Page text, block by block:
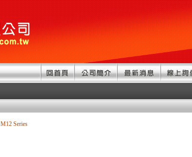
M12 Series